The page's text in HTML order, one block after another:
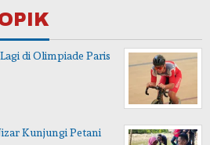
di Olimpiade Paris
Kunjungi Petani